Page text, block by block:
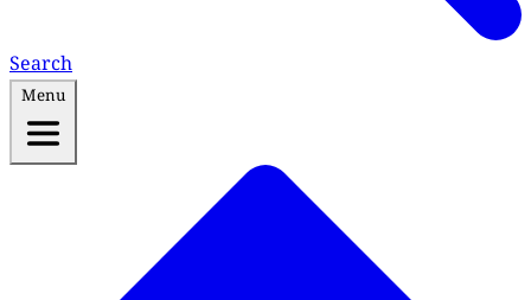
Search
Menu